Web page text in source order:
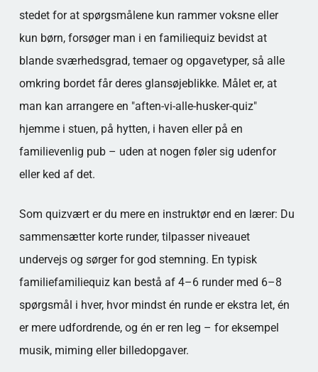
stedet for at spørgsmålene kun rammer voksne eller
kun børn, forsøger man i en familiequiz bevidst at
blande sværhedsgrad, temaer og opgavetyper, så alle
omkring bordet får deres glansøjeblikke. Målet er, at
man kan arrangere en "aften-vi-alle-husker-quiz"
hjemme i stuen, på hytten, i haven eller på en
familievenlig pub – uden at nogen føler sig udenfor
eller ked af det.
Som quizvært er du mere en instruktør end en lærer: Du
sammensætter korte runder, tilpasser niveauet
undervejs og sørger for god stemning. En typisk
familiefamiliequiz kan bestå af 4–6 runder med 6–8
spørgsmål i hver, hvor mindst én runde er ekstra let, én
er mere udfordrende, og én er ren leg – for eksempel
musik, miming eller billedopgaver.
TIPS TIL PRÆMIER OG MOTIVATION
QUIZ TRADITION
AFSLUTNING: HVORFOR FAMILIQUIZ
FUNGERER SÅ GODT